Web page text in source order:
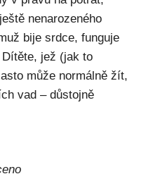
nenarozeného
bije srdce, funguje
jež (jak to
může normálně žít,
vad – důstojně